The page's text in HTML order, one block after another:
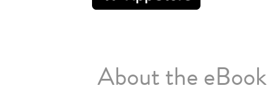
About the eBook